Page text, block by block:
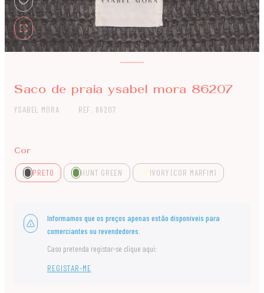
Saco de praia ysabel mora 86207
YSABEL MORA REF. 86207
Cor
PRETO HUNT GREEN IVORY (COR MARFIM)
Informamos que os preços apenas estão disponíveis para
comerciantes ou revendedores.
Caso pretenda registar-se clique aqui:
REGISTAR-ME